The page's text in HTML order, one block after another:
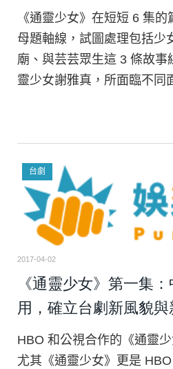
《通靈少女》在短短 6 集
母題軸線，試圖處理包括少
廟、與芸芸眾生這 3 條故事
靈少女謝雅真，所面臨不同
台劇
2017-04-02
《通靈少女》第一集
用，確立台劇新風貌與
HBO 和公視合作的《通靈
尤其《通靈少女》更是